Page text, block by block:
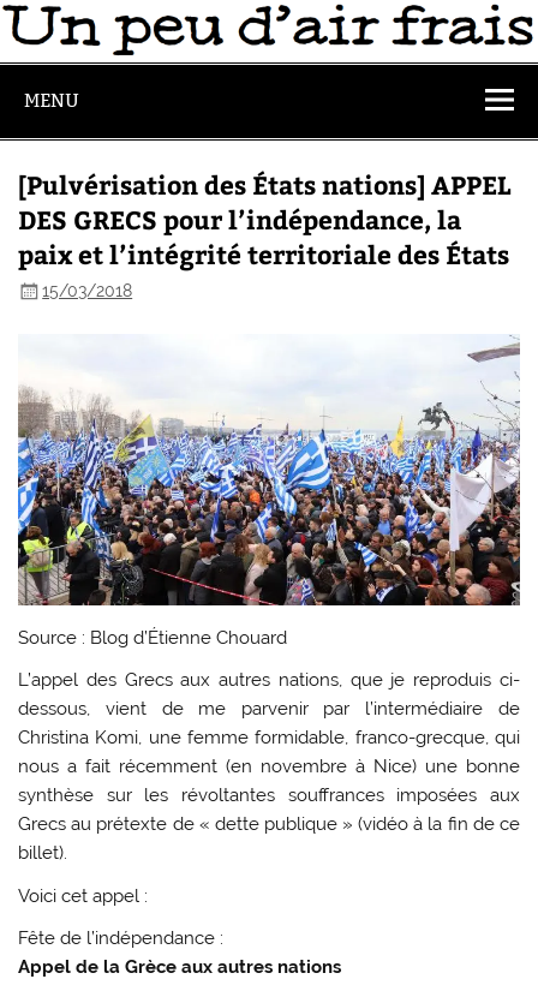
MENU
[Pulvérisation des États nations] APPEL
DES GRECS pour l’indépendance, la
paix et l’intégrité territoriale des États
15/03/2018
Source : Blog d’Étienne Chouard
L’appel des Grecs aux autres nations, que je reproduis ci-
dessous, vient de me parvenir par l’intermédiaire de
Christina Komi, une femme formidable, franco-grecque, qui
nous a fait récemment (en novembre à Nice) une bonne
synthèse sur les révoltantes souffrances imposées aux
Grecs au prétexte de « dette publique » (vidéo à la fin de ce
billet).
Voici cet appel :
Fête de l’indépendance :
Appel de la Grèce aux autres nations